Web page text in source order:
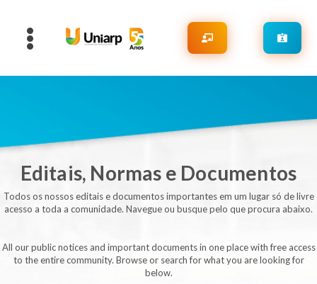
Editais, Normas e Documentos
Todos os nossos editais e documentos importantes em um lugar só de livre
acesso a toda a comunidade. Navegue ou busque pelo que procura abaixo.
All our public notices and important documents in one place with free access
to the entire community. Browse or search for what you are looking for
below.